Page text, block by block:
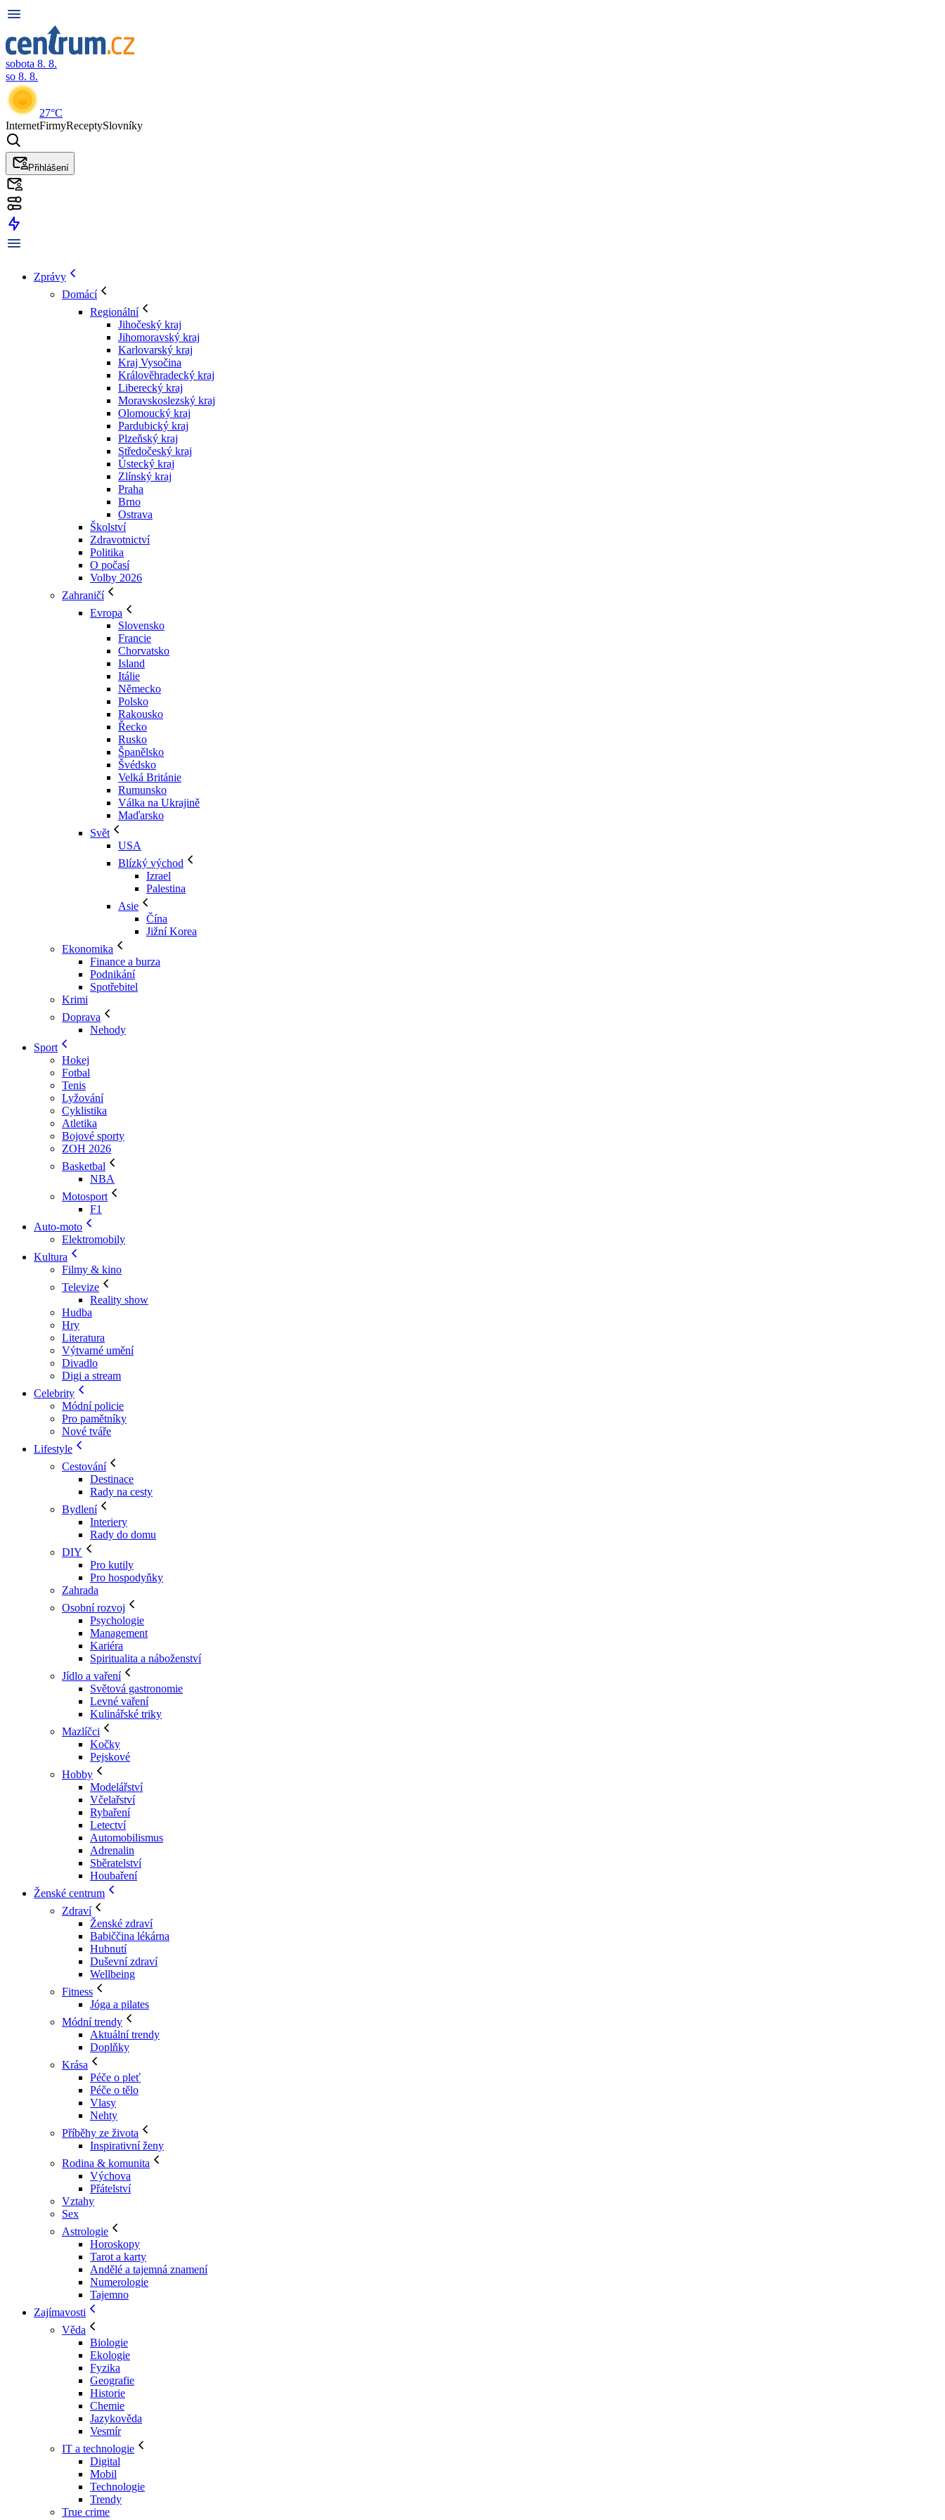
sobota 8. 8.
so 8. 8.
27°C
InternetFirmyReceptySlovníky
Přihlášení
Zprávy
Domácí
Regionální
Jihočeský kraj
Jihomoravský kraj
Karlovarský kraj
Kraj Vysočina
Králověhradecký kraj
Liberecký kraj
Moravskoslezský kraj
Olomoucký kraj
Pardubický kraj
Plzeňský kraj
Středočeský kraj
Ústecký kraj
Zlínský kraj
Praha
Brno
Ostrava
Školství
Zdravotnictví
Politika
O počasí
Volby 2026
Zahraničí
Evropa
Slovensko
Francie
Chorvatsko
Island
Itálie
Německo
Polsko
Rakousko
Řecko
Rusko
Španělsko
Švédsko
Velká Británie
Rumunsko
Válka na Ukrajině
Maďarsko
Svět
USA
Blízký východ
Izrael
Palestina
Asie
Čína
Jižní Korea
Ekonomika
Finance a burza
Podnikání
Spotřebitel
Krimi
Doprava
Nehody
Sport
Hokej
Fotbal
Tenis
Lyžování
Cyklistika
Atletika
Bojové sporty
ZOH 2026
Basketbal
NBA
Motosport
F1
Auto-moto
Elektromobily
Kultura
Filmy & kino
Televize
Reality show
Hudba
Hry
Literatura
Výtvarné umění
Divadlo
Digi a stream
Celebrity
Módní policie
Pro pamětníky
Nové tváře
Lifestyle
Cestování
Destinace
Rady na cesty
Bydlení
Interiery
Rady do domu
DIY
Pro kutily
Pro hospodyňky
Zahrada
Osobní rozvoj
Psychologie
Management
Kariéra
Spiritualita a náboženství
Jídlo a vaření
Světová gastronomie
Levné vaření
Kulinářské triky
Mazlíčci
Kočky
Pejskové
Hobby
Modelářství
Včelařství
Rybaření
Letectví
Automobilismus
Adrenalin
Sběratelství
Houbaření
Ženské centrum
Zdraví
Ženské zdraví
Babiččina lékárna
Hubnutí
Duševní zdraví
Wellbeing
Fitness
Jóga a pilates
Módní trendy
Aktuální trendy
Doplňky
Krása
Péče o pleť
Péče o tělo
Vlasy
Nehty
Příběhy ze života
Inspirativní ženy
Rodina & komunita
Výchova
Přátelství
Vztahy
Sex
Astrologie
Horoskopy
Tarot a karty
Andělé a tajemná znamení
Numerologie
Tajemno
Zajímavosti
Věda
Biologie
Ekologie
Fyzika
Geografie
Historie
Chemie
Jazykověda
Vesmír
IT a technologie
Digital
Mobil
Technologie
Trendy
True crime